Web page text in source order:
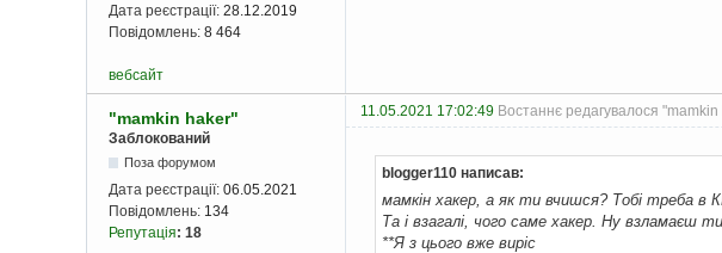
Дата реєстрації: 28.12.2019
Повідомлень: 8 464
вебсайт
"mamkin haker" 11.05.2021 17:02:49 Востаннє редагувалося
Заблокований
Поза форумом
Дата реєстрації: 06.05.2021
Повідомлень: 134
Репутація: 18
blogger110 написав:
мамкін хакер, а як ти вчишся? Тобі треба в
Та і взагалі, чого саме хакер. Ну взламаєш
**Я з цього вже виріс